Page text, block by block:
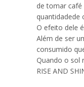
de tomar
quantidadede
O efeito dele
Além de ser
consumido
Quando o sol
RISE AND